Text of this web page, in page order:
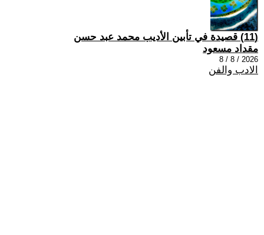
(11) قصيدة في تأبين الأديب محمد عبد حسن
مقداد مسعود
2026 / 8 / 8
الادب والفن